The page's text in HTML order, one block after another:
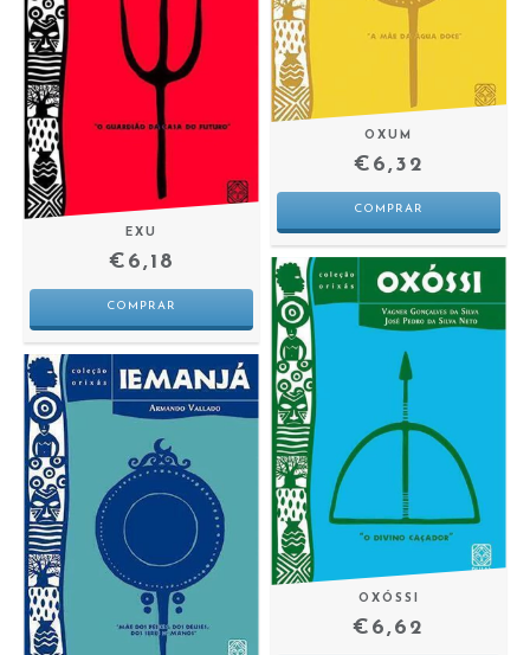
EXU
€6,18
OXUM
€6,32
OXÓSSI
€6,62